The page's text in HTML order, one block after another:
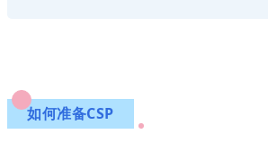
如何准备CSP